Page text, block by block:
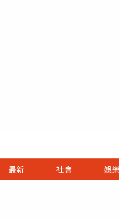
最新 社會 娛樂
娛樂首頁
即時
財經首頁
熱線
政